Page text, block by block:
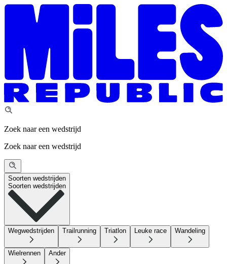
Zoek naar een wedstrijd
Zoek naar een wedstrijd
Soorten wedstrijden
Soorten wedstrijden
Wegwedstrijden Trailrunning Triatlon Leuke race Wandeling
Wielrennen Ander